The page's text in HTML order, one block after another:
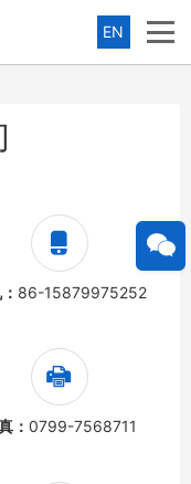
EN
86-15879975252
： 0799-7568711